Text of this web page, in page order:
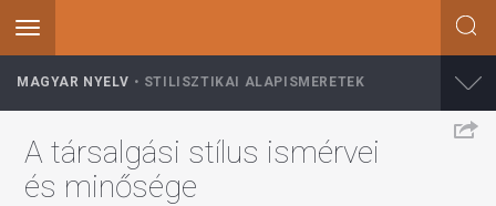
tartalomra
Toggle
navigation
A társalgási stílus ismérvei
és minősége
MAGYAR NYELV STILISZTIKAI ALAPISMERETEK